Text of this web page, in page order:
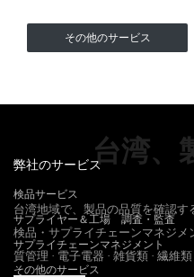
その他のサービス
台湾、
台湾地域で、製品の品質を確認
検品・サプライチェーンマネジ
質管理 · 電子電器 · 雑貨類 · 繊維
弊社のサービス
検品サービス
サプライヤー＆工場 調査・監査
サプライチェーンマネジメント
その他のサービス